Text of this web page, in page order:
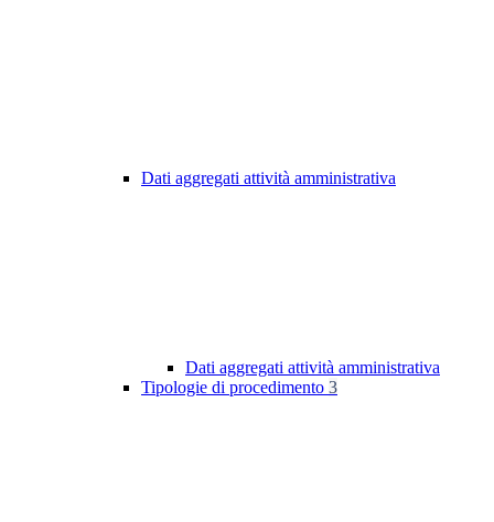
Dati aggregati attività amministrativa
Dati aggregati attività amministrativa
Tipologie di procedimento 3